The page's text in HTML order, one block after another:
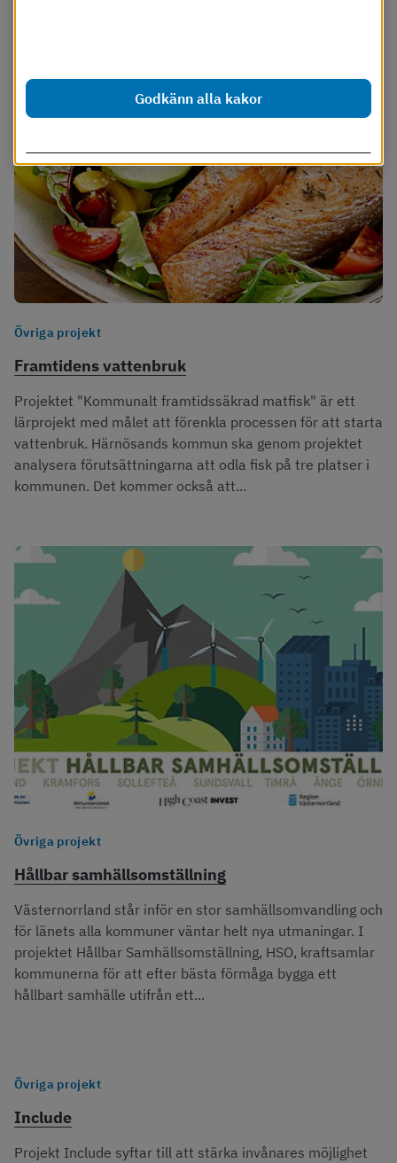
Godkänn alla kakor
Övriga projekt
Framtidens vattenbruk
Projektet "Kommunalt framtidssäkrad matfisk" är ett
lärprojekt med målet att förenkla processen för att starta
vattenbruk. Härnösands kommun ska genom projektet
analysera förutsättningarna att odla fisk på tre platser i
kommunen. Det kommer också att...
Övriga projekt
Hållbar samhällsomställning
Västernorrland står inför en stor samhällsomvandling och
för länets alla kommuner väntar helt nya utmaningar. I
projektet Hållbar Samhällsomställning, HSO, kraftsamlar
kommunerna för att efter bästa förmåga bygga ett
hållbart samhälle utifrån ett...
Övriga projekt
Include
Projekt Include syftar till att stärka invånares möjlighet